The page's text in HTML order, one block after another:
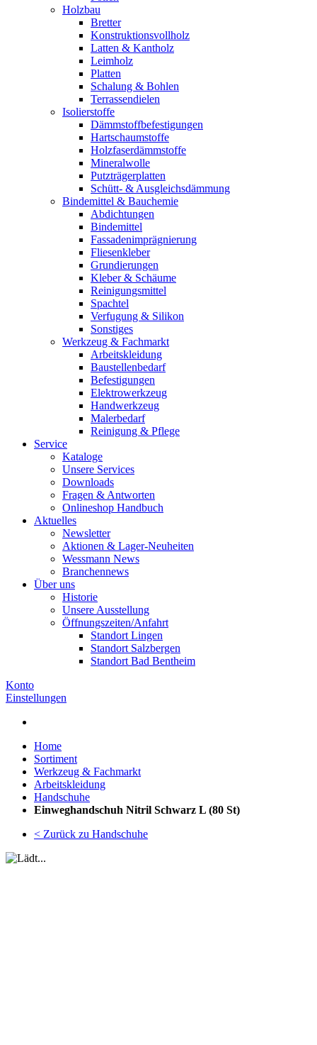
Holzbau
Bretter
Konstruktionsvollholz
Latten & Kantholz
Leimholz
Platten
Schalung & Bohlen
Terrassendielen
Isolierstoffe
Dämmstoffbefestigungen
Hartschaumstoffe
Holzfaserdämmstoffe
Mineralwolle
Putzträgerplatten
Schütt- & Ausgleichsdämmung
Bindemittel & Bauchemie
Abdichtungen
Bindemittel
Fassadenimprägnierung
Fliesenkleber
Grundierungen
Kleber & Schäume
Reinigungsmittel
Spachtel
Verfugung & Silikon
Sonstiges
Werkzeug & Fachmarkt
Arbeitskleidung
Baustellenbedarf
Befestigungen
Elektrowerkzeug
Handwerkzeug
Malerbedarf
Reinigung & Pflege
Service
Kataloge
Unsere Services
Downloads
Fragen & Antworten
Onlineshop Handbuch
Aktuelles
Newsletter
Aktionen & Lager-Neuheiten
Wessmann News
Branchennews
Über uns
Historie
Unsere Ausstellung
Öffnungszeiten/Anfahrt
Standort Lingen
Standort Salzbergen
Standort Bad Bentheim
Konto
Einstellungen
Home
Sortiment
Werkzeug & Fachmarkt
Arbeitskleidung
Handschuhe
Einweghandschuh Nitril Schwarz L (80 St)
< Zurück zu Handschuhe